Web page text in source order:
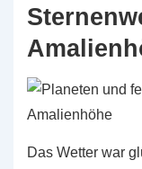
Das Wetter war